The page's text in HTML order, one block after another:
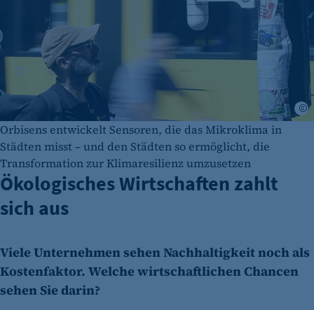
Orbisens entwickelt Sensoren, die das Mikroklima in
Städten misst – und den Städten so ermöglicht, die
Transformation zur Klimaresilienz umzusetzen
Ökologisches Wirtschaften zahlt
sich aus
Viele Unternehmen sehen Nachhaltigkeit noch als
Kostenfaktor. Welche wirtschaftlichen Chancen
sehen Sie darin?